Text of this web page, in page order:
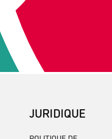
JURIDIQUE